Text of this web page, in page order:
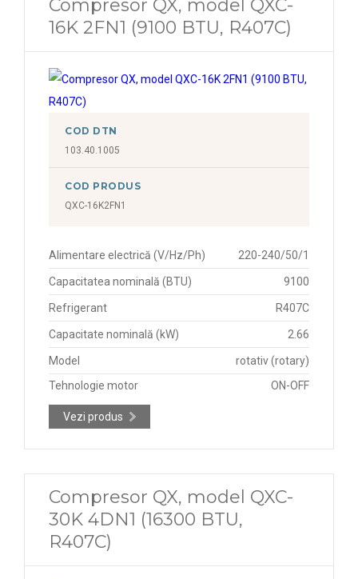
Compresor QX, model QXC-
16K 2FN1 (9100 BTU, R407C)
COD DTN
103.40.1005
COD PRODUS
QXC-16K2FN1
Alimentare electrică (V/Hz/Ph) 220-240/50/1
Capacitatea nominală (BTU) 9100
Refrigerant R407C
Capacitate nominală (kW) 2.66
Model
rotativ (rotary)
Tehnologie motor
ON-OFF
Vezi produs
Compresor QX, model QXC-
30K 4DN1 (16300 BTU,
R407C)